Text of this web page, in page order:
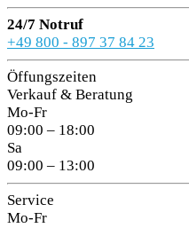
24/7 Notruf
+49 800 - 897 37 84 23
Öffungszeiten
Verkauf & Beratung
Mo-Fr
09:00 – 18:00
Sa
09:00 – 13:00
Service
Mo-Fr